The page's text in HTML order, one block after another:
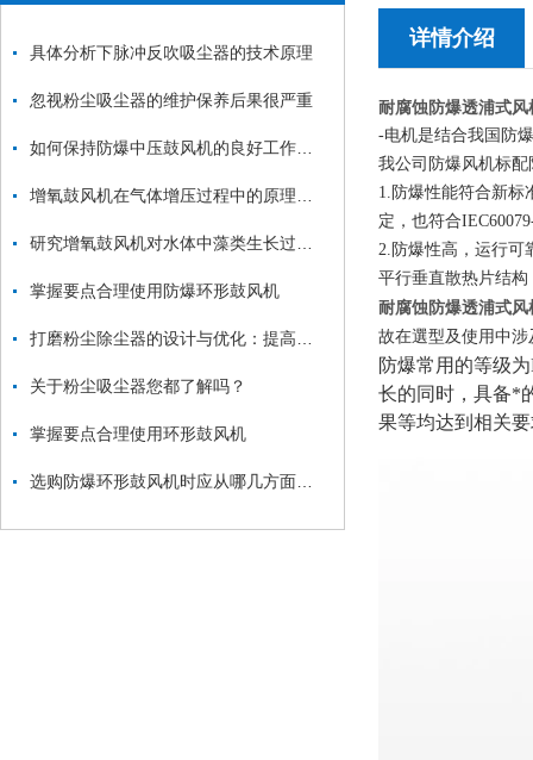
具体分析下脉冲反吹吸尘器的技术原理
忽视粉尘吸尘器的维护保养后果很严重
掌握要点合理使用防爆环形鼓风机
关于粉尘吸尘器您都了解吗？
掌握要点合理使用环形鼓风机
详情介绍
耐腐蚀防爆透浦式风
-电机是结合我国防
我公司防爆风机标
1.防爆性能符合新标
定，也符合
2.防爆性高，运行可
平行垂直散热片结
耐腐蚀防爆透浦式风
故在選型及使用中
防爆常用的等级
长的同时，具备*
果等均达到相关